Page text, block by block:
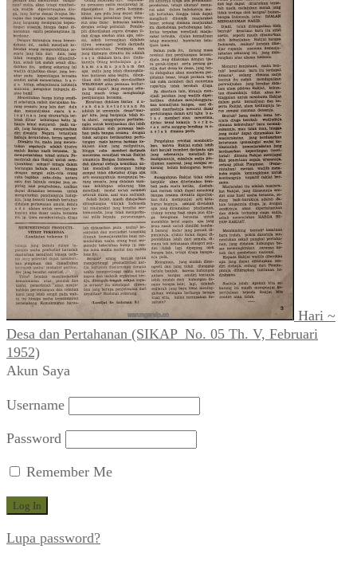
Hari ~
Desa dan Pertahanan (SIKAP_No. 05 Th. V, Februari
1952)
Akun Saya
Username
Password
Remember Me
Lupa password?